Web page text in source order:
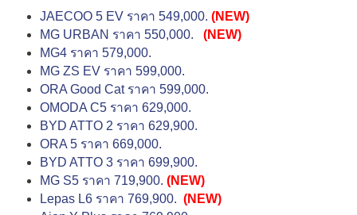
JAECOO 5 EV ราคา 549,000. (NEW)
MG URBAN ราคา 550,000.
(NEW)
MG4 ราคา 579,000.
MG ZS EV ราคา 599,000.
ORA Good Cat ราคา 599,000.
OMODA C5 ราคา 629,000.
BYD ATTO 2 ราคา 629,900.
ORA 5 ราคา 669,000.
BYD ATTO 3 ราคา 699,900.
MG S5 ราคา 719,900. (NEW)
Lepas L6 ราคา 769,900. (NEW)